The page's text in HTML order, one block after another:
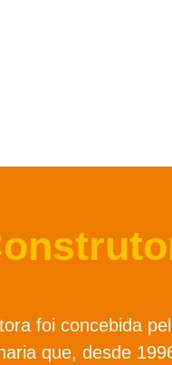
foi concebida
que, desde